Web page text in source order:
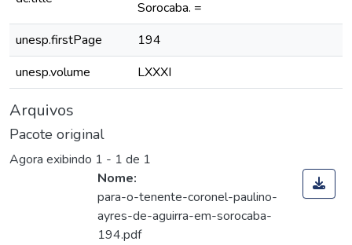
Sorocaba. =
unesp.firstPage
194
unesp.volume
LXXXI
Arquivos
Pacote original
Agora exibindo 1 - 1 de 1
Nome:
para-o-tenente-coronel-paulino-
ayres-de-aguirra-em-sorocaba-
194.pdf